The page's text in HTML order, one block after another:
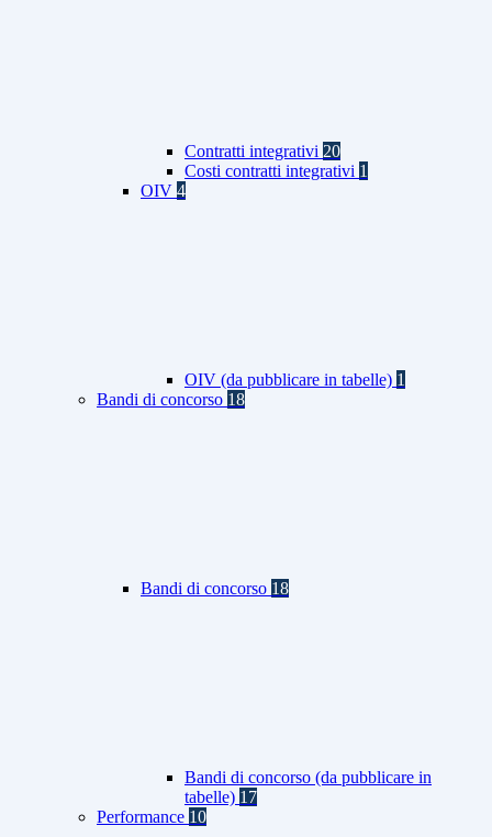
Contratti integrativi 20
Costi contratti integrativi 1
OIV 4
OIV (da pubblicare in tabelle) 1
Bandi di concorso 18
Bandi di concorso 18
Bandi di concorso (da pubblicare in
tabelle) 17
Performance 10